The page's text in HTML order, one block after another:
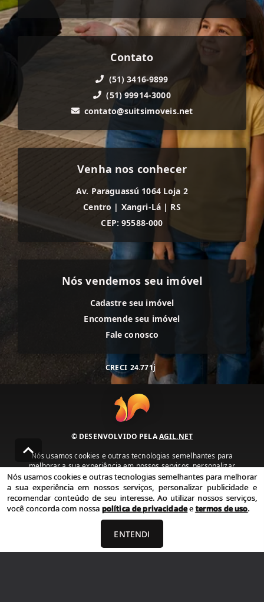
Contato
(51) 3416-9899
(51) 99914-3000
contato@suitsimoveis.net
Venha nos conhecer
Av. Paraguassú 1064 Loja 2
Centro | Xangri-Lá | RS
CEP: 95588-000
Nós vendemos seu imóvel
Cadastre seu imóvel
Encomende seu imóvel
Fale conosco
CRECI 24.771j
© DESENVOLVIDO PELAAGIL.NET
Nós usamos cookies e outras tecnologias semelhantes para
melhorar a sua experiência em nossos serviços, personalizar
publicidade e recomendar conteúdo de seu interesse. Ao utilizar
nossos serviços, você concorda com nossa política de privacidade e
termos de uso.
Política de Privacidade Termos de uso
Nós usamos cookies e outras tecnologias semelhantes para melhorar
a sua experiência em nossos serviços, personalizar publicidade e
recomendar conteúdo de seu interesse. Ao utilizar nossos serviços,
você concorda com nossa política de privacidadeetermos de uso.
ENTENDI